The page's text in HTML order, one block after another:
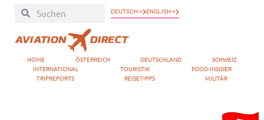
DEUTSCH » ENGLISH »
HOME ÖSTERREICH DEUTSCHLAND
SCHWEIZ
INTERNATIONAL
TOURISTIK
FOOD-INSIDER
TRIPREPORTS
REISETIPPS MILITÄR